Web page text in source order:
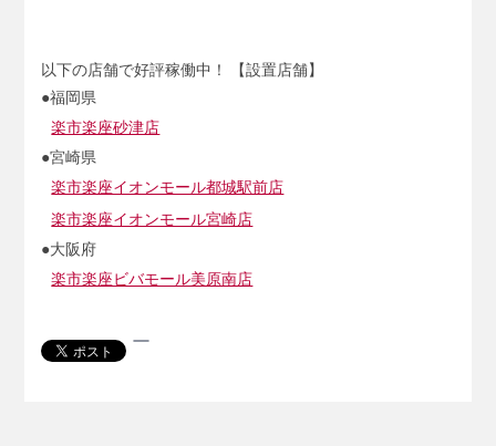
以下の店舗で好評稼働中！ 【設置店舗】
●福岡県
楽市楽座砂津店
●宮崎県
楽市楽座イオンモール都城駅前店
楽市楽座イオンモール宮崎店
●大阪府
楽市楽座ビバモール美原南店